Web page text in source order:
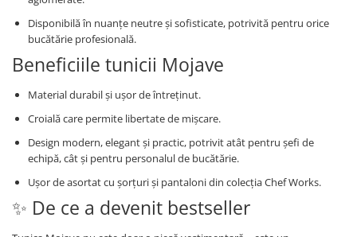
Disponibilă în nuanțe neutre și sofisticate, potrivită pentru orice
bucătărie profesională.
Beneficiile tunicii Mojave
Material durabil și ușor de întreținut.
Croială care permite libertate de mișcare.
Design modern, elegant și practic, potrivit atât pentru șefi de
echipă, cât și pentru personalul de bucătărie.
Ușor de asortat cu șorțuri și pantaloni din colecția Chef Works.
✨ De ce a devenit bestseller